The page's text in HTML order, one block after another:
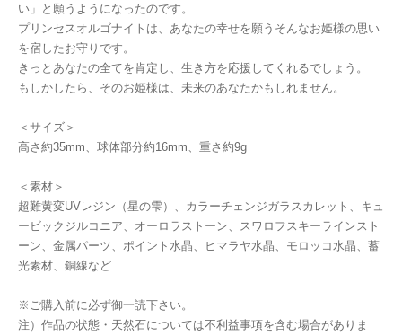
い」と願うようになったのです。
プリンセスオルゴナイトは、あなたの幸せを願うそんなお姫様の思い
を宿したお守りです。
きっとあなたの全てを肯定し、生き方を応援してくれるでしょう。
もしかしたら、そのお姫様は、未来のあなたかもしれません。
＜サイズ＞
高さ約35mm、球体部分約16mm、重さ約9g
＜素材＞
超難黄変UVレジン（星の雫）、カラーチェンジガラスカレット、キュ
ービックジルコニア、オーロラストーン、スワロフスキーラインスト
ーン、金属パーツ、ポイント水晶、ヒマラヤ水晶、モロッコ水晶、蓄
光素材、銅線など
※ご購入前に必ず御一読下さい。
注）作品の状態・天然石については不利益事項を含む場合がありま